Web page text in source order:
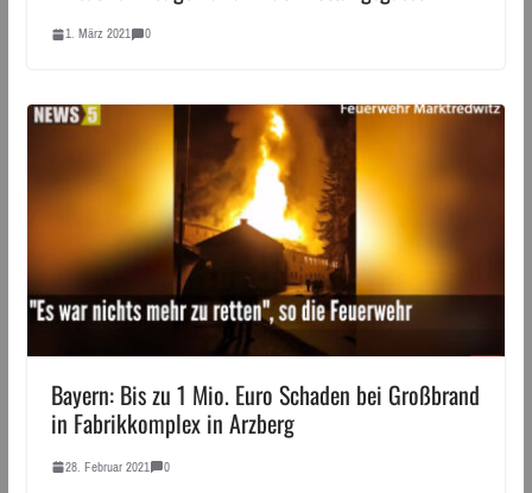
1. März 2021 0
Bayern: Bis zu 1 Mio. Euro Schaden bei Großbrand
in Fabrikkomplex in Arzberg
28. Februar 2021 0